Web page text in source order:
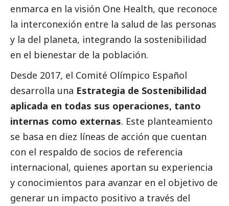
enmarca en la visión One Health, que reconoce
la interconexión entre la salud de las personas
y la del planeta, integrando la sostenibilidad
en el bienestar de la población.
Desde 2017, el Comité Olímpico Español
desarrolla una Estrategia de Sostenibilidad
aplicada en todas sus operaciones, tanto
internas como externas. Este planteamiento
se basa en diez líneas de acción que cuentan
con el respaldo de socios de referencia
internacional, quienes aportan su experiencia
y conocimientos para avanzar en el objetivo de
generar un impacto positivo a través del